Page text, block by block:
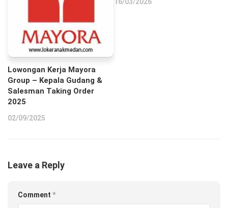
Lowongan Kerja Mayora
Group – Kepala Gudang &
Salesman Taking Order
2025
02/09/2025
Leave a Reply
Comment *